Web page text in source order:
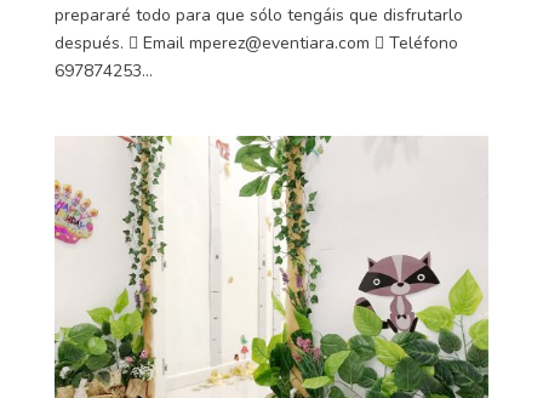
prepararé todo para que sólo tengáis que disfrutarlo
después.  Email mperez@eventiara.com  Teléfono
697874253...